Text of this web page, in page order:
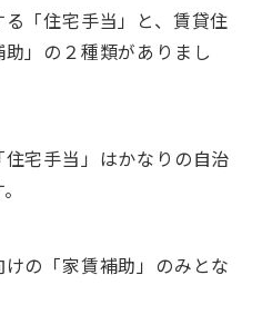
「住宅手当」と、賃貸住
」の２種類がありまし
宅手当」はかなりの自治
の「家賃補助」のみとな